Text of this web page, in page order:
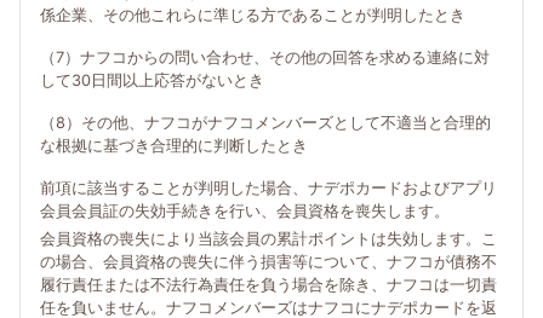
係企業、その他これらに準じる方であることが判明したとき
（7）ナフコからの問い合わせ、その他の回答を求める連絡に対
して30日間以上応答がないとき
（8）その他、ナフコがナフコメンバーズとして不適当と合理的
な根拠に基づき合理的に判断したとき
前項に該当することが判明した場合、ナデポカードおよびアプリ
会員会員証の失効手続きを行い、会員資格を喪失します。
会員資格の喪失により当該会員の累計ポイントは失効します。こ
の場合、会員資格の喪失に伴う損害等について、ナフコが債務不
履行責任または不法行為責任を負う場合を除き、ナフコは一切責
任を負いません。ナフコメンバーズはナフコにナデポカードを返